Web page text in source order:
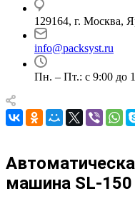
129164, г. Москва,
info@packsyst.ru
Пн. – Пт.: с 9:00 до
машина SL-